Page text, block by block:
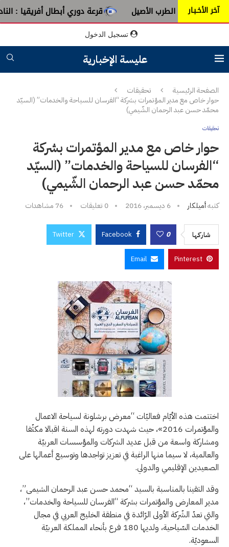
آخر الأخـبـار
عبق الطرب الأصيل قرعة دوري أبطال أفريقيا : النادي
تسجيل الدخول
عليسة الإخبارية
الصفحة الرئيسية
تحقيقات
حوار خاص مع مدير المؤتمرات بشركة “الفرسان للسياحة والخدمات” (السيّد
محمّد حسن عبد الرحمان الشّيمي)
تحقيقات
حوار خاص مع مدير المؤتمرات بشركة
“الفرسان للسياحة والخدمات” (السيّد
محمّد حسن عبد الرحمان الشّيمي)
كتبهأميلكار 6 ديسمبر، 2016 0 تعليقات 76 مشاهدات
شاركها 0
Facebook
Twitter
Pinterest
Email
اختتمت هذه الأيّام فعاليّات “معرض برشلونة لسياحة الاعمال
والمؤتمرات 2016»، حيث شهدت دورته لهذه السنة اقبالا مكثّفا
ومشاركة واسعة من قبل عديد الشركات والمؤسسات العربيّة
والعالمية، لا سيما منها الراغبة في تعزيز تواجدها وتوسيع أعمالها على
الصعيدين الإقليمي والدولي.
وقد التقينا بالمناسبة بالسيد “محمد حسن عبد الرحمان الشيمى”،
مدير المعارض والمؤتمرات بشركة “الفرسان للسياحة والخدمات”،
والتي تعدّ الشّركة الأولى الرّائدة في منطقة الخليج العربي في مجال
الخدمات السّياحية، ولديها 180 فرع بأنحاء المملكة العربيّة
السعوديّة.